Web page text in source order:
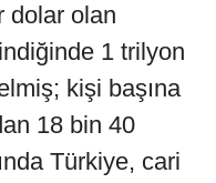
dolar olan
1 trilyon
kişi başına
18 bin 40
Türkiye, cari